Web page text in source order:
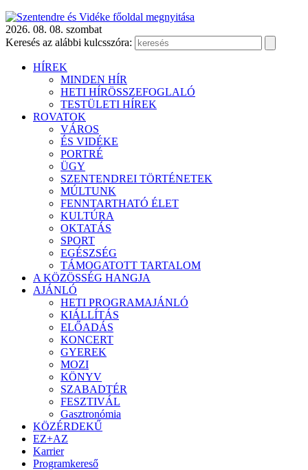
2026. 08. 08. szombat
Keresés az alábbi kulcsszóra:
HÍREK
MINDEN HÍR
HETI HÍRÖSSZEFOGLALÓ
TESTÜLETI HÍREK
ROVATOK
VÁROS
ÉS VIDÉKE
PORTRÉ
ÜGY
SZENTENDREI TÖRTÉNETEK
MÚLTUNK
FENNTARTHATÓ ÉLET
KULTÚRA
OKTATÁS
SPORT
EGÉSZSÉG
TÁMOGATOTT TARTALOM
A KÖZÖSSÉG HANGJA
AJÁNLÓ
HETI PROGRAMAJÁNLÓ
KIÁLLÍTÁS
ELŐADÁS
KONCERT
GYEREK
MOZI
KÖNYV
SZABADTÉR
FESZTIVÁL
Gasztronómia
KÖZÉRDEKŰ
EZ+AZ
Karrier
Programkereső